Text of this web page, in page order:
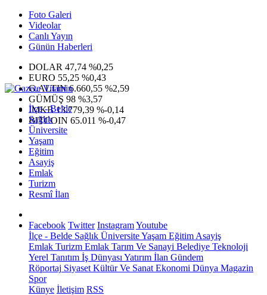
Foto Galeri
Videolar
Canlı Yayın
Günün Haberleri
DOLAR 47,74 %0,25
EURO 55,25 %0,43
G.ALTIN6.660,55 %2,59
GÜMÜŞ 98 %3,57
IMKB13.779,39 %-0,14
BITCOIN 65.011 %-0,47
İlçe - Belde
Sağlık
Üniversite
Yaşam
Eğitim
Asayiş
Emlak
Turizm
Resmî İlan
Facebook Twitter InstagramYoutube
İlçe - Belde Sağlık ÜniversiteYaşam Eğitim Asayiş
Emlak Turizm Emlak Tarım Ve Sanayi Belediye Teknoloji
Yerel Tanıtım İş Dünyası Yatırım İlan Gündem
Röportaj Siyaset Kültür Ve Sanat Ekonomi Dünya Magazin
Spor
Künye İletişim RSS